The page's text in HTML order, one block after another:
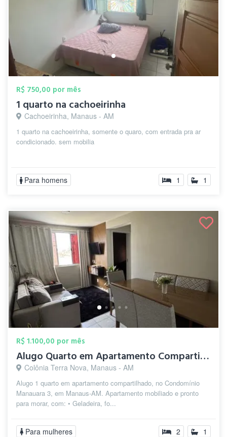
R$ 750,00 por mês
1 quarto na cachoeirinha
Cachoeirinha, Manaus - AM
1 quarto na cachoeirinha, somente o quaro, com entrada pra ar
condicionado. sem mobilia
Para homens 1 1
R$ 1.100,00 por mês
Alugo Quarto em Apartamento Compartilhad...
Colônia Terra Nova, Manaus - AM
Alugo 1 quarto em apartamento compartilhado, no Condomínio
Manauara 3, em Manaus-AM. Apartamento mobiliado e pronto
para morar, com: • Geladeira, fo...
Para mulheres 2 1